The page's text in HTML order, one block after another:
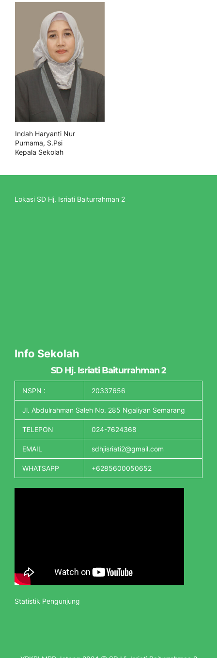
Indah Haryanti Nur
Purnama, S.Psi
Kepala Sekolah
Lokasi SD Hj. Isriati Baiturrahman 2
Info Sekolah
SD Hj. Isriati Baiturrahman 2
NSPN : 20337656
Jl. Abdulrahman Saleh No. 285 Ngaliyan Semarang
TELEPON 024-7624368
EMAIL sdhjisriati2@gmail.com
WHATSAPP +6285600050652
Statistik Pengunjung